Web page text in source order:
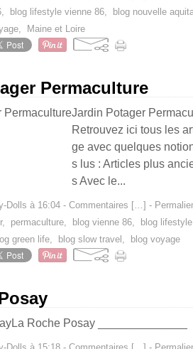
, blog lifestyle vienne 86, blog nouvelle
, Maine et Loire
Permaculture
Jardin Potager
Retrouvez ici tous les
ge avec quelques
s lus : Articles plus
s Avec le...
Dolls à 16:04 - Commentaires […] -
, permaculture, blog vienne 86, blog
green life, blog slow travel , blog voyage
La Roche Posay ______________